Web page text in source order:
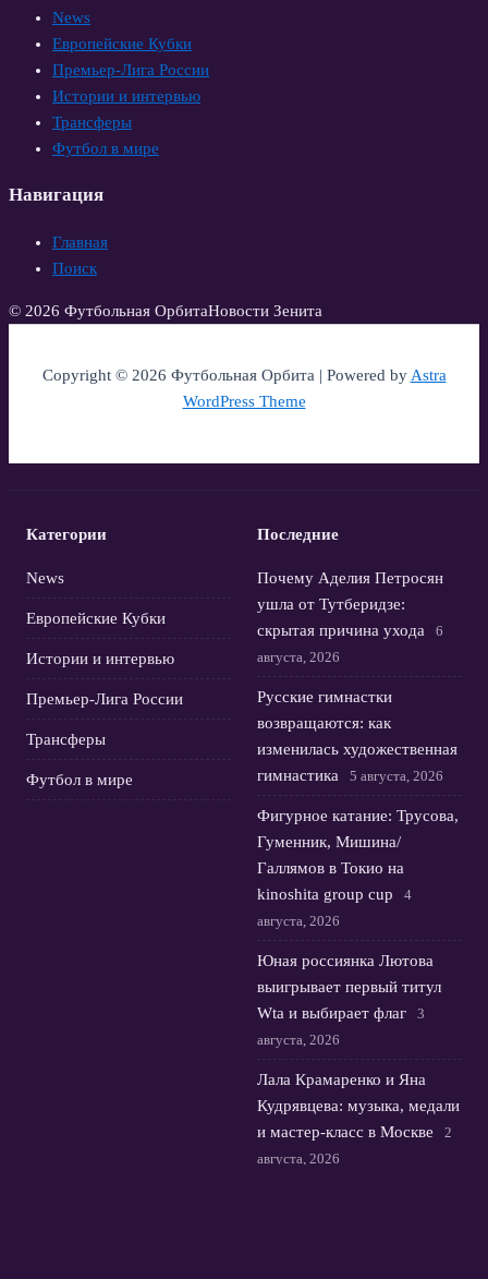
News
Европейские Кубки
Премьер-Лига России
Истории и интервью
Трансферы
Футбол в мире
Навигация
Главная
Поиск
© 2026 Футбольная ОрбитаНовости Зенита
Copyright © 2026 Футбольная Орбита | Powered byAstra
WordPress Theme
Категории
News
Европейские Кубки
Истории и интервью
Премьер-Лига России
Трансферы
Футбол в мире
Последние
Почему Аделия Петросян
ушла от Тутберидзе:
скрытая причина ухода
6
августа, 2026
Русские гимнастки
возвращаются: как
изменилась художественная
гимнастика
5 августа, 2026
Фигурное катание: Трусова,
Гуменник, Мишина/
Галлямов в Токио на
kinoshita group cup
4
августа, 2026
Юная россиянка Лютова
выигрывает первый титул
Wta и выбирает флаг
3
августа, 2026
Лала Крамаренко и Яна
Кудрявцева: музыка, медали
и мастер-класс в Москве
2
августа, 2026